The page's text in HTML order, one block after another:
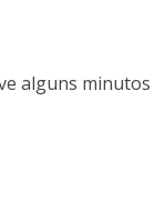
alguns minutos